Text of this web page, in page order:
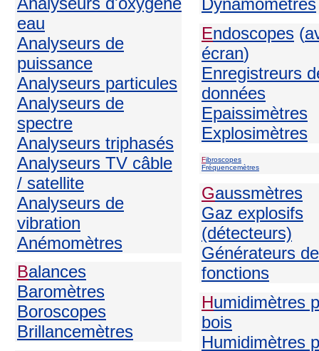
eau
Analyseurs de
puissance
Analyseurs particules
Analyseurs de
spectre
Analyseurs triphasés
Analyseurs TV câble
/ satellite
Analyseurs de
vibration
Anémomètres
Balances
Baromètres
Boroscopes
Brillancemètres
Dynamomètres
Endoscopes (
écran)
Enregistreurs
données
Epaissimètres
Explosimètres
Fibroscopes
Fréquencemètres
Gaussmètres
Gaz explosifs
(détecteurs)
Générateurs de
fonctions
Humidimètres
bois
Humidimètres